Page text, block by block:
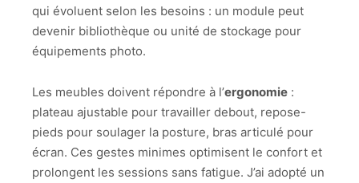
qui évoluent selon les besoins : un module peut
devenir bibliothèque ou unité de stockage pour
équipements photo.
Les meubles doivent répondre à l’ergonomie :
plateau ajustable pour travailler debout, repose-
pieds pour soulager la posture, bras articulé pour
écran. Ces gestes minimes optimisent le confort et
prolongent les sessions sans fatigue. J’ai adopté un